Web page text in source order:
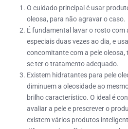
O cuidado principal é usar
oleosa, para não agravar o caso.
É fundamental lavar o rosto com
especiais duas vezes ao dia, e
concomitante com a pele oleosa,
se ter o tratamento adequado.
Existem hidratantes para pele
diminuem a oleosidade ao
brilho característico. O ideal é
avaliar a pele e prescrever o
existem vários produtos